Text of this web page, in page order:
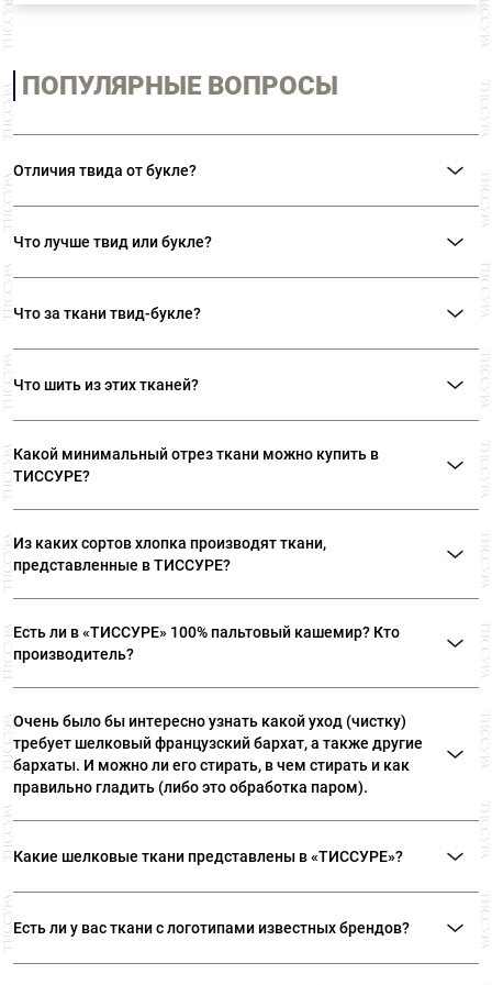
ПОПУЛЯРНЫЕ ВОПРОСЫ
Отличия твида от букле?
саржевого переплетения. Чаше всего производится из шерсти. Букле –
ткань с характерными объемными «петельками». Производят из нитей
Что лучше твид или букле?
предпочтений и тех дизайнерских решений, которые необходимо
реализовать.
Что за ткани твид-букле?
многоцветие твидов и фактурность букле. Ткани в стиле «Шанель» - это
особый вид твида, разработанный Коко Шанель.
Что шить из этих тканей?
пиджаков, жакетов. Букле используют для пошива оригинальных
Какой минимальный отрез ткани можно купить в
ТИССУРЕ?
Из каких сортов хлопка производят ткани,
представленные в ТИССУРЕ?
лучших сортов длинноволокнистого хлопка: Sea Island,
Giza, Tana Low, Supima
Есть ли в «ТИССУРЕ» 100% пальтовый кашемир? Кто
производитель?
пальтовых тканей из 100% кашемира, произведенных
компаниями: Dormeuil (Франция) Agnona (Италия) Luigi
Colombo (Италия) Holland & Sherry (Великобритания)
Очень было бы интересно узнать какой уход (чистку)
требует шелковый французский бархат, а также другие
бархаты. И можно ли его стирать, в чем стирать и как
правильно гладить (либо это обработка паром).
— это целый ритуал. Вы можете положить бархат
ворсом на махровое полотенце или вывернуть вещь
наизнанку, сложив ворс к ворсу. Утюгом не давите,
Какие шелковые ткани представлены в «ТИССУРЕ»?
Атлас, различные виды крепов, шифон, муслин, органзу,
жаккард, тафту и подкладочные ткани из 100% шелка.
Есть ли у вас ткани с логотипами известных брендов?